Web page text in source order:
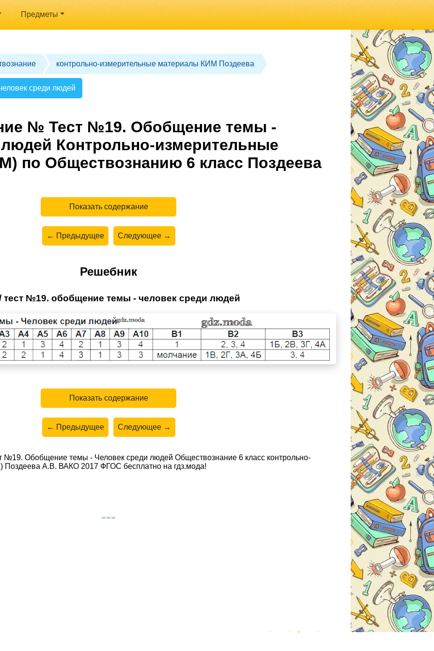
Предметы
контрольно-измерительные материалы КИМ Поздеева
среди людей
№ Тест №19. Обобщение темы -
Контрольно-измерительные
по Обществознанию 6 класс Поздеева
Показать содержание
← Предыдущее Следующее →
Решебник
тест №19. обобщение темы - человек среди людей
Показать содержание
← Предыдущее Следующее →
Обобщение темы - Человек среди людей Обществознание 6 класс контрольно-
А.В. ВАКО 2017 ФГОС бесплатно на гдз.мода!
gdzmoda@yandex.ru